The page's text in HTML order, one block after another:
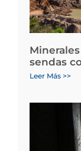
sendas
Leer Más >>